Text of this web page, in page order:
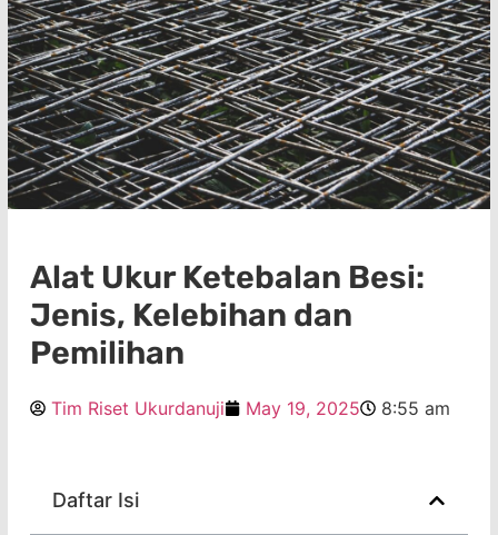
Alat Ukur Ketebalan Besi:
Jenis, Kelebihan dan
Pemilihan
Tim Riset Ukurdanuji May 19, 2025 8:55 am
Daftar Isi